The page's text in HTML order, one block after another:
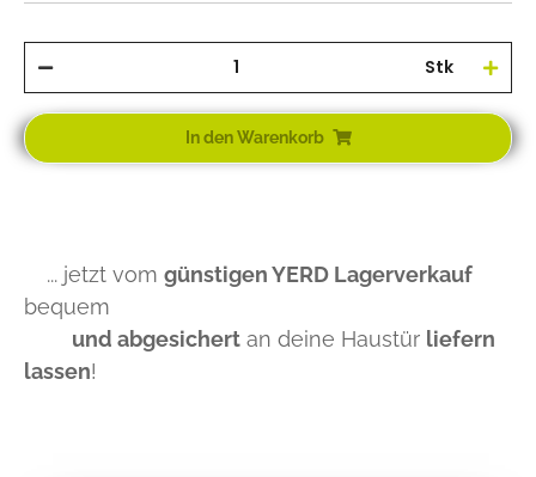
Stk
In den Warenkorb
... jetzt vom günstigen YERD Lagerverkauf
bequem
und abgesichert an deine Haustür liefern
lassen!